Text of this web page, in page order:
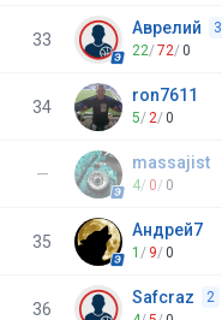
33
Аврелий 3
22/72/0
34
ron7611
5/ 2/0
—
massajist
4/ 0/ 0
35
Андрей7
1 / 9/0
36
Safcraz 2